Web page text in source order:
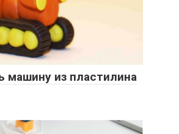
машину из пластилина